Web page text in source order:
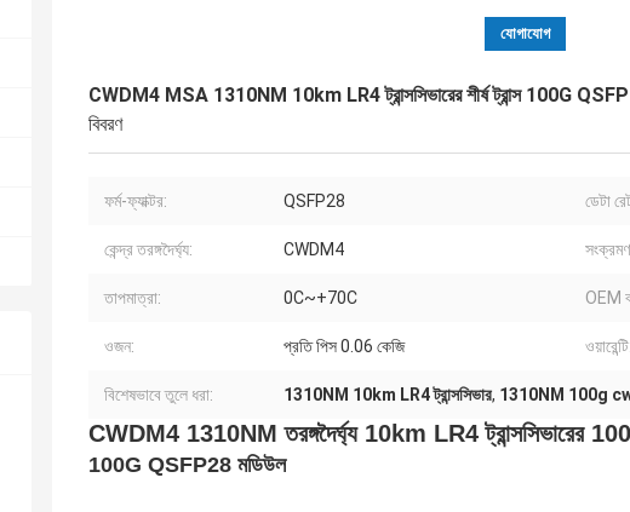
যোগাযোগ
CWDM4 MSA 1310NM 10km LR4 ট্রান্সসিভারের শীর্ষ ট্রান্স 100G
বিবরণ
ফর্ম-ফ্যাক্টর: QSFP28 ডেটা
কেন্দ্র তরঙ্গদৈর্ঘ্য: CWDM4
তাপমাত্রা: 0C~+70C OEM
ওজন: প্রতি পিস 0.06 কেজি
বিশেষভাবে তুলে ধরা: 1310NM 10km LR4 ট্রান্সসিভার, 1310NM 100g
CWDM4 1310NM তরঙ্গদৈর্ঘ্য 10km LR4 ট্রান্সসিভারের
100G QSFP28 মডিউল